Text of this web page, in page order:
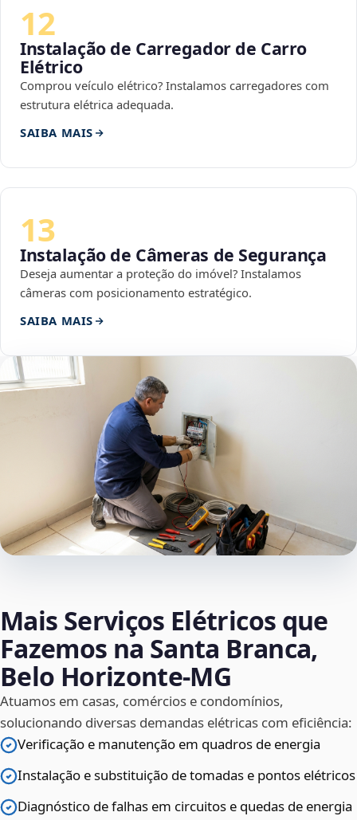
12
Instalação de Carregador de Carro
Elétrico
Comprou veículo elétrico? Instalamos carregadores com
estrutura elétrica adequada.
SAIBA MAIS
13
Instalação de Câmeras de Segurança
Deseja aumentar a proteção do imóvel? Instalamos
câmeras com posicionamento estratégico.
SAIBA MAIS
Mais Serviços Elétricos que
Fazemos na Santa Branca,
Belo Horizonte‑MG
Atuamos em casas, comércios e condomínios,
solucionando diversas demandas elétricas com eficiência:
Verificação e manutenção em quadros de energia
Instalação e substituição de tomadas e pontos elétricos
Diagnóstico de falhas em circuitos e quedas de energia